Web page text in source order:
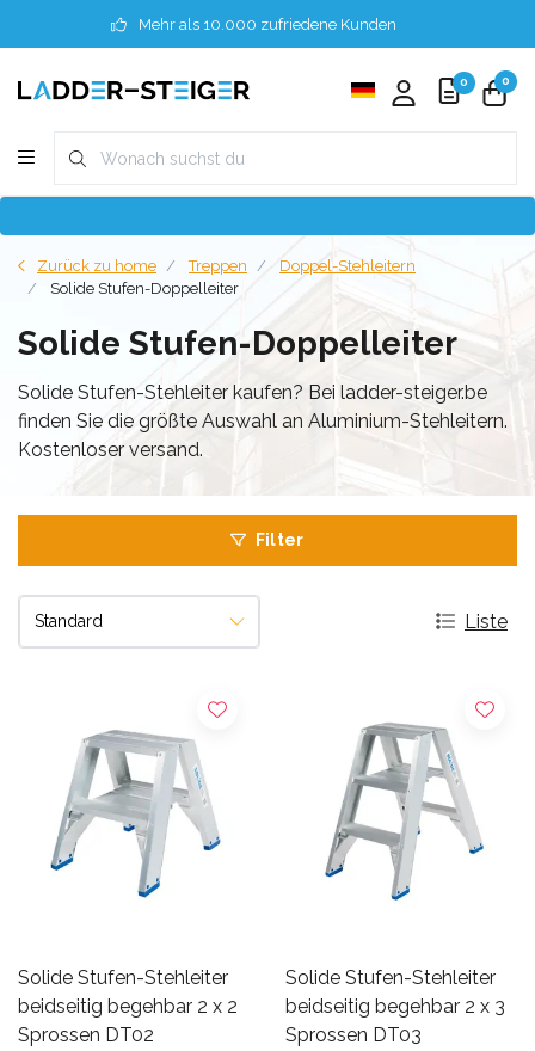
Mehr als 10.000 zufriedene Kunden
0 0
Zurück zu home Treppen
Doppel-Stehleitern
Solide Stufen-Doppelleiter
Solide Stufen-Doppelleiter
Solide Stufen-Stehleiter kaufen? Bei ladder-steiger.be
finden Sie die größte Auswahl an Aluminium-Stehleitern.
Kostenloser versand.
Filter
Liste
Solide Stufen-Stehleiter
beidseitig begehbar 2 x 2
Sprossen DT02
Solide Stufen-Stehleiter
beidseitig begehbar 2 x 3
Sprossen DT03